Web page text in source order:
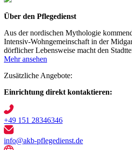
Über den Pflegedienst
Aus der nordischen Mythologie
Intensiv-Wohngemeinschaft in der
dörflicher Lebensweise macht den
Mehr ansehen
Zusätzliche Angebote:
Einrichtung direkt kontaktieren:
+49 151 28346346
info@akb-pflegedienst.de